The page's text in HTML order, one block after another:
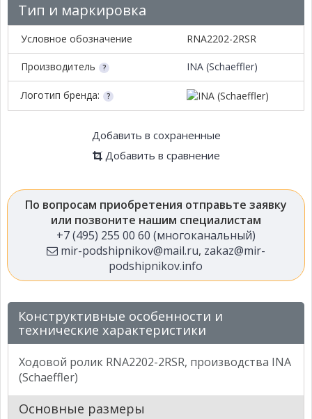
Тип и маркировка
Условное обозначение RNA2202-2RSR
Производитель INA (Schaeffler)
Логотип бренда:
Добавить в сохраненные
Добавить в сравнение
По вопросам приобретения отправьте заявку
или позвоните нашим специалистам
+7 (495) 255 00 60 (многоканальный)
mir-podshipnikov@mail.ru, zakaz@mir-
podshipnikov.info
Конструктивные особенности и
технические характеристики
Ходовой ролик RNA2202-2RSR, производства INA
(Schaeffler)
Основные размеры